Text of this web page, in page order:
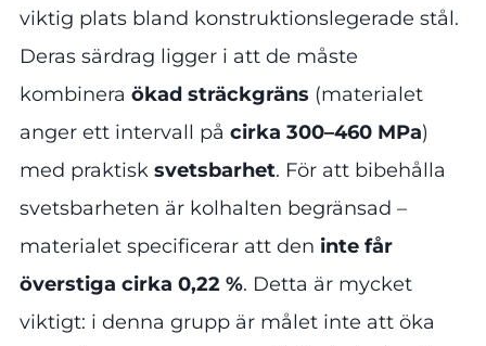
viktig plats bland konstruktionslegerade stål.
Deras särdrag ligger i att de måste
kombinera ökad sträckgräns (materialet
anger ett intervall på cirka 300–460 MPa)
med praktisk svetsbarhet. För att bibehålla
svetsbarheten är kolhalten begränsad –
materialet specificerar att den inte får
överstiga cirka 0,22 %. Detta är mycket
viktigt: i denna grupp är målet inte att öka